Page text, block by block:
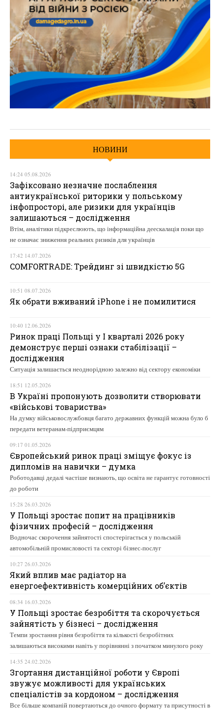
НОВИНИ
14:24 05.08.2026
Зафіксовано незначне послаблення
антиукраїнської риторики у польському
інфопросторі, але ризики для українців
залишаються – дослідження
Втім, аналітики підкреслюють, що інформаційна деескалація поки що
не означає зниження реальних ризиків для українців
17:42 14.07.2026
COMFORTRADE: Трейдинг зі швидкістю 5G
10:51 08.07.2026
Як обрати вживаний iPhone і не помилитися
10:40 12.06.2026
Ринок праці Польщі у І кварталі 2026 року
демонструє перші ознаки стабілізації –
дослідження
Ситуація залишається неоднорідною залежно від сектору економіки
18:51 12.05.2026
В Україні пропонують дозволити створювати
«військові товариства»
На думку військовослужбовця багато державних функцій можна було б
передати ветеранам-підприємцям
09:17 01.05.2026
Європейський ринок праці зміщує фокус із
дипломів на навички – думка
Роботодавці дедалі частіше визнають, що освіта не гарантує готовності
до роботи
15:28 26.03.2026
У Польщі зростає попит на працівників
фізичних професій – дослідження
Водночас скорочення зайнятості спостерігається у польській
автомобільній промисловості та секторі бізнес-послуг
10:27 26.03.2026
Який вплив має радіатор на
енергоефективність комерційних об’єктів
08:34 16.03.2026
У Польщі зростає безробіття та скорочується
зайнятість у бізнесі – дослідження
Темпи зростання рівня безробіття та кількості безробітних
залишаються високими навіть у порівнянні з початком минулого року
14:35 24.02.2026
Згортання дистанційної роботи у Європі
звужує можливості для українських
спеціалістів за кордоном – дослідження
Все більше компаній повертаються до очного формату та присутності в